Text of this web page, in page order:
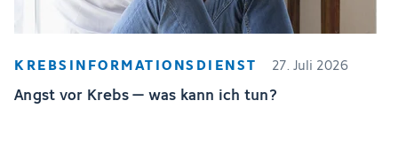
KREBSINFORMATIONSDIENST 27. Juli 2026
Angst vor Krebs – was kann ich tun?